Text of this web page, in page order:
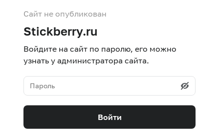
Сайт не опубликован
Stickberry.ru
Войдите на сайт по паролю, его можно
узнать у администратора сайта.
Войти